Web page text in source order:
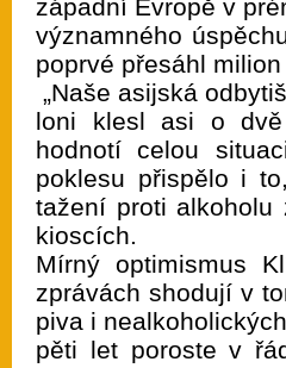
západní Evropě v
významného
poprvé přesáhl
„Naše asijská
loni klesl asi o dvě
hodnotí celou
poklesu přispělo i
tažení proti alkoholu
kioscích.
Mírný optimismus
zprávách shodují v
piva i
pěti let poroste v